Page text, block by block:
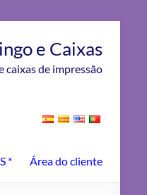
e Caixas
caixas de impressão
* Área do cliente